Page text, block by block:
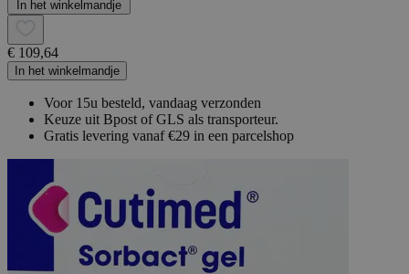
In het winkelmandje
€ 109,64
In het winkelmandje
Voor 15u besteld, vandaag verzonden
Keuze uit Bpost of GLS als transporteur.
Gratis levering vanaf €29 in een parcelshop